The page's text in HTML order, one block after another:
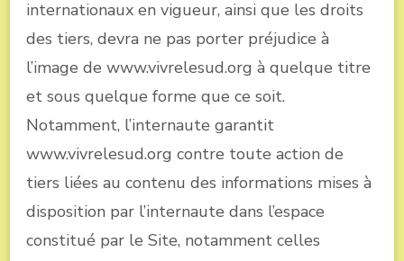
internationaux en vigueur, ainsi que les droits
des tiers, devra ne pas porter préjudice à
l’image de www.vivrelesud.org à quelque titre
et sous quelque forme que ce soit.
Notamment, l’internaute garantit
www.vivrelesud.org contre toute action de
tiers liées au contenu des informations mises à
disposition par l’internaute dans l’espace
constitué par le Site, notamment celles